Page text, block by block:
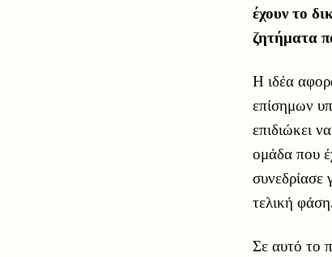
έχουν το
ζητήματα
Η ιδέα
επίσημων
επιδιώκει να
ομάδα που
συνεδρίασε
τελική
Σε αυτό το